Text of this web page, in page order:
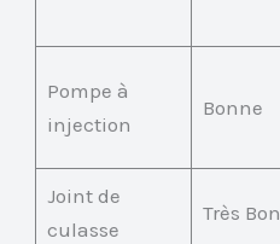
Pompe à
injection
Bonne
Joint de
culasse
Très